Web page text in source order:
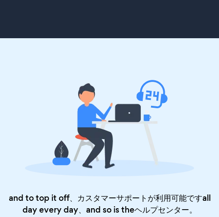
and to top it off、カスタマーサポートが利用可能ですall
day every day、and so is theヘルプセンター。